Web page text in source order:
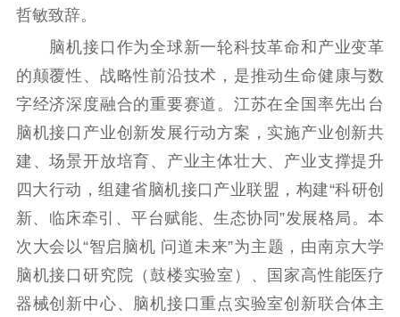
主题宣传 对外宣传
新闻发布
记者之家
品牌栏目
文化文艺
精品生产 文化惠民
文化传承
文化交流
体制改革
文化产业
紫金文化艺术节
品牌活动 紫艺舞台
精神文明
文明创建 文明实践
文明培育
哲敏致辞。
脑机接口作为全球新一轮科技革命和产业变革
的颠覆性、战略性前沿技术，是推动生命健康与数
字经济深度融合的重要赛道。江苏在全国率先出台
脑机接口产业创新发展行动方案，实施产业创新共
建、场景开放培育、产业主体壮大、产业支撑提升
四大行动，组建省脑机接口产业联盟，构建“科研创
新、临床牵引、平台赋能、生态协同”发展格局。本
次大会以“智启脑机 问道未来”为主题，由南京大学
脑机接口研究院（鼓楼实验室）、国家高性能医疗
器械创新中心、脑机接口重点实验室创新联合体主